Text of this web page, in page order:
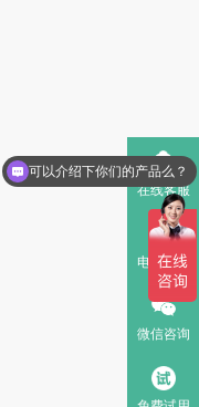
在线客服
电话咨询
微信咨询
可以介绍下你们的产品么？